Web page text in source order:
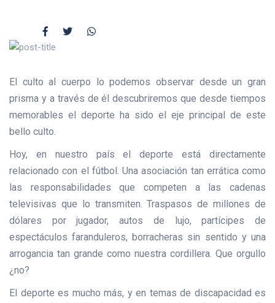
El culto al cuerpo lo podemos observar desde un gran
prisma y a través de él descubriremos que desde tiempos
memorables el deporte ha sido el eje principal de este
bello culto.
Hoy, en nuestro país el deporte está directamente
relacionado con el fútbol. Una asociación tan errática como
las responsabilidades que competen a las cadenas
televisivas que lo transmiten. Traspasos de millones de
dólares por jugador, autos de lujo, partícipes de
espectáculos faranduleros, borracheras sin sentido y una
arrogancia tan grande como nuestra cordillera. Que orgullo
¿no?
El deporte es mucho más, y en temas de discapacidad es